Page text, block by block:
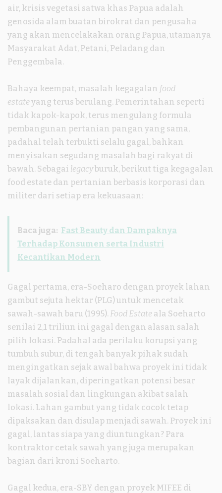
air, krisis vegetasi satwa khas Papua adalah
genosida alam buatan birokrat dan pengusaha
yang akan mencelakakan orang Papua, utamanya
Masyarakat Adat, Petani, Peladang dan
Penggembala.
Bahaya keempat, masalah kegagalan food
estateyang terus berulang. Pemerintahan seperti
tidak kapok-kapok, terus mengulang formula
pembangunan pertanian pangan yang sama,
padahal telah terbukti selalu gagal, bahkan
menyisakan segudang masalah bagi rakyat di
bawah. Sebagai legacyburuk, berikut tiga kegagalan
food estate dan pertanian berbasis korporasi dan
militer dari setiap era kekuasaan:
Baca juga: Fast Beauty dan Dampaknya
Terhadap Konsumen serta Industri
Kecantikan Modern
Gagal pertama, era-Soeharo dengan proyek lahan
gambut sejuta hektar (PLG) untuk mencetak
sawah-sawah baru (1995). Food Estate ala Soeharto
senilai 2,1 triliun ini gagal dengan alasan salah
pilih lokasi. Padahal ada perilaku korupsi yang
tumbuh subur, di tengah banyak pihak sudah
mengingatkan sejak awal bahwa proyek ini tidak
layak dijalankan, diperingatkan potensi besar
masalah sosial dan lingkungan akibat salah
lokasi. Lahan gambut yang tidak cocok tetap
dipaksakan dan disulap menjadi sawah. Proyek ini
gagal, lantas siapa yang diuntungkan? Para
kontraktor cetak sawah yang juga merupakan
bagian dari kroni Soeharto.
Gagal kedua, era-SBY dengan proyek MIFEE di